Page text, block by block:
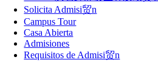
Solicita Admisi贸n
Campus Tour
Casa Abierta
Admisiones
Requisitos de Admisi贸n